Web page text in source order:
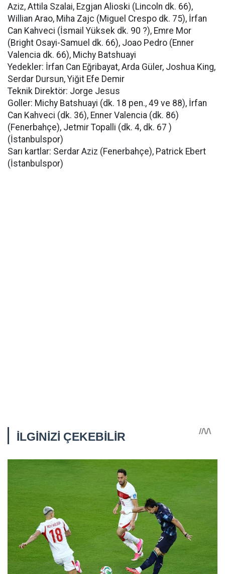
Aziz, Attila Szalai, Ezgjan Alioski (Lincoln dk. 66),
Willian Arao, Miha Zajc (Miguel Crespo dk. 75), İrfan
Can Kahveci (İsmail Yüksek dk. 90 ?), Emre Mor
(Bright Osayi-Samuel dk. 66), Joao Pedro (Enner
Valencia dk. 66), Michy Batshuayi
Yedekler: İrfan Can Eğribayat, Arda Güler, Joshua King,
Serdar Dursun, Yiğit Efe Demir
Teknik Direktör: Jorge Jesus
Goller: Michy Batshuayi (dk. 18 pen., 49 ve 88), İrfan
Can Kahveci (dk. 36), Enner Valencia (dk. 86)
(Fenerbahçe), Jetmir Topalli (dk. 4, dk. 67 )
(İstanbulspor)
Sarı kartlar: Serdar Aziz (Fenerbahçe), Patrick Ebert
(İstanbulspor)